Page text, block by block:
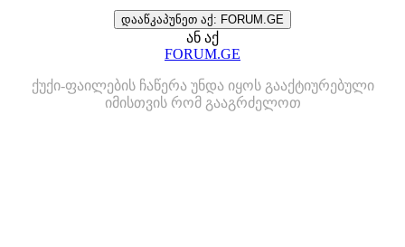
დააწკაპუნეთ აქ: FORUM.GE
ან აქ
FORUM.GE
ქუქი-ფაილების ჩაწერა უნდა იყოს გააქტიურებული
იმისთვის რომ გააგრძელოთ